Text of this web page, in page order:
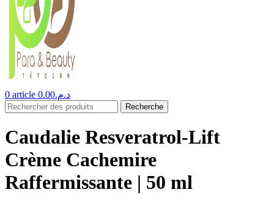
0 article د.م.0.00
Recherche
Caudalie Resveratrol-Lift
Crème Cachemire
Raffermissante | 50 ml